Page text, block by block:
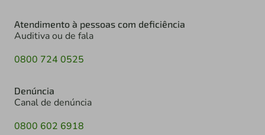
Atendimento à pessoas com deficiência
Auditiva ou de fala
0800 724 0525
Denúncia
Canal de denúncia
0800 602 6918